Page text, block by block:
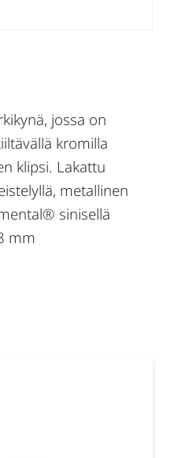
jossa on
kromilla
klipsi. Lakattu
metallinen
sinisellä
mm